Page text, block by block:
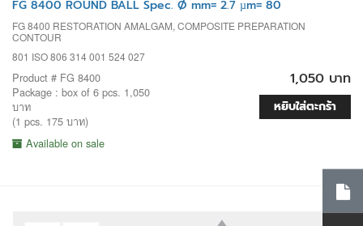
FG 8400 ROUND BALL Spec. Ø mm= 2.7 µm= 80
FG 8400 RESTORATION AMALGAM, COMPOSITE PREPARATION
CONTOUR
801 ISO 806 314 001 524 027
Product # FG 8400
Package : box of 6 pcs. 1,050
บาท
(1 pcs. 175 บาท)
Available on sale
1,050 บาท
หยิบใส่ตะกร้า